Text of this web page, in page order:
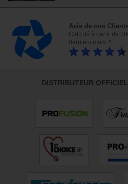
Avis de nos Clients
Calculé à partir de
derniers mois. *
DISTRIBUTEUR